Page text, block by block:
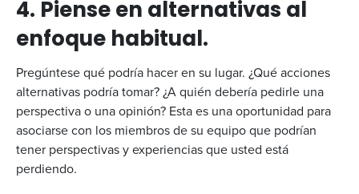
4. Piense en alternativas al
enfoque habitual.
Pregúntese qué podría hacer en su lugar. ¿Qué acciones
alternativas podría tomar? ¿A quién debería pedirle una
perspectiva o una opinión? Esta es una oportunidad para
asociarse con los miembros de su equipo que podrían
tener perspectivas y experiencias que usted está
perdiendo.